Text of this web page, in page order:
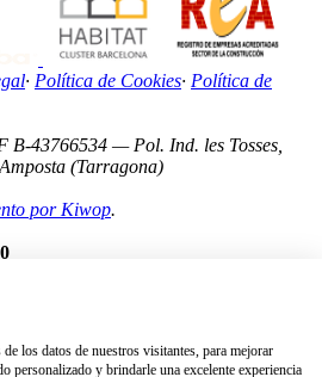
· Política de Cookies· Política de
B-43766534 — Pol. Ind. les Tosses,
(Tarragona)
por Kiwop.
abierto exclusivamente con cita
los datos de nuestros visitantes, para mejorar
personalizado y brindarle una excelente experiencia